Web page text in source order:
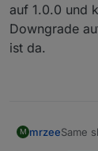
auf 1.0.0 und
Downgrade
ist da.
M mrzeeSame